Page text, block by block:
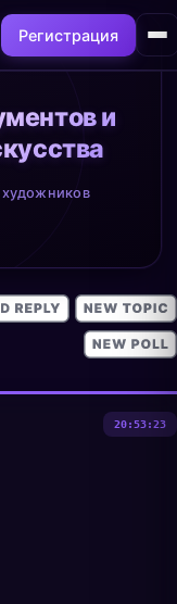
Регистрация
и
и
20:53:23